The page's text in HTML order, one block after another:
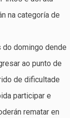
na categoría de
do domingo dende
ao punto de
de dificultade
participar e
rematar en